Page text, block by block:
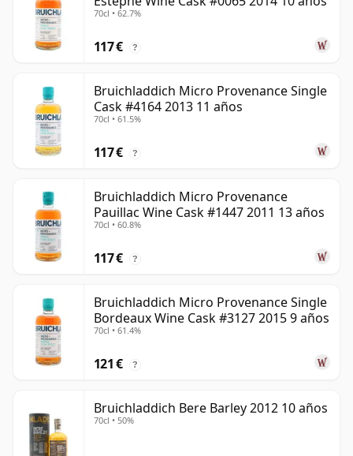
70cl • 62.7%
117 € ?
Bruichladdich Micro Provenance Single
Cask #4164 2013 11 años
70cl • 61.5%
117 € ?
Bruichladdich Micro Provenance
Pauillac Wine Cask #1447 2011 13 años
70cl • 60.8%
117 € ?
Bruichladdich Micro Provenance Single
Bordeaux Wine Cask #3127 2015 9 años
70cl • 61.4%
121 € ?
Bruichladdich Bere Barley 2012 10 años
70cl • 50%